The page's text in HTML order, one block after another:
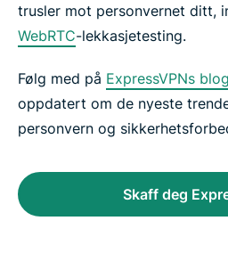
trusler mot personvernet ditt,
WebRTC-lekkasjetesting.
Følg med på ExpressVPNs
oppdatert om de nyeste
personvern og
Skaff deg